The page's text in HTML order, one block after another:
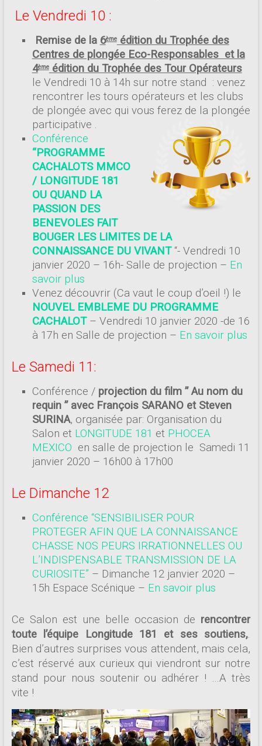
Le Vendredi 10 :
Remise de la 6èmeédition du Trophée des
Centres de plongée Eco-Responsables et la
4èmeédition du Trophée des Tour Opérateurs
le Vendredi 10 à 14h sur notre stand : venez
rencontrer les tours opérateurs et les clubs
de plongée avec qui vous ferez de la plongée
participative .
Conférence
“PROGRAMME
CACHALOTS MMCO
/ LONGITUDE 181
OU QUAND LA
PASSION DES
BENEVOLES FAIT
BOUGER LES LIMITES DE LA
CONNAISSANCE DU VIVANT“- Vendredi 10
janvier 2020 – 16h- Salle de projection – En
savoir plus
Venez découvrir (Ca vaut le coup d’oeil !) le
NOUVEL EMBLEME DU PROGRAMME
CACHALOT – Vendredi 10 janvier 2020 -de 16
à 17h en Salle de projection – En savoir plus
Le Samedi 11:
Conférence / projection du film ” Au nom du
requin ” avec François SARANO et Steven
SURINA, organisée par: Organisation du
Salon et LONGITUDE 181 et PHOCEA
MEXICO en salle de projection le Samedi 11
janvier 2020 – 16h00 à 17h00
Le Dimanche 12
Conférence “SENSIBILISER POUR
PROTEGER AFIN QUE LA CONNAISSANCE
CHASSE NOS PEURS IRRATIONNELLES OU
L’INDISPENSABLE TRANSMISSION DE LA
CURIOSITE” – Dimanche 12 janvier 2020 –
15h Espace Scénique – En savoir plus
Ce Salon est une belle occasion de rencontrer
toute l’équipe Longitude 181 et ses soutiens,.
Bien d’autres surprises vous attendent, mais cela,
c’est réservé aux curieux qui viendront sur notre
stand pour nous soutenir ou adhérer ! …A très
vite !